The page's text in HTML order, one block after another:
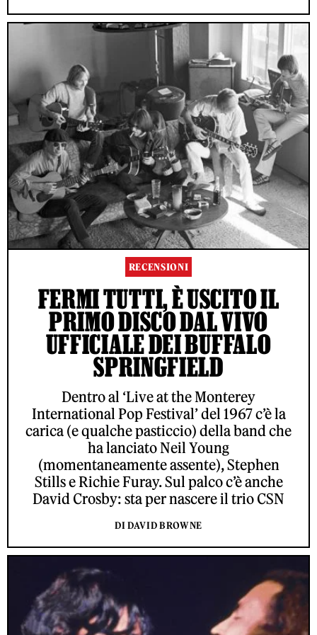
RECENSIONI
FERMI TUTTI, È USCITO IL
PRIMO DISCO DAL VIVO
UFFICIALE DEI BUFFALO
SPRINGFIELD
Dentro al ‘Live at the Monterey
International Pop Festival’ del 1967 c’è la
carica (e qualche pasticcio) della band che
ha lanciato Neil Young
(momentaneamente assente), Stephen
Stills e Richie Furay. Sul palco c’è anche
David Crosby: sta per nascere il trio CSN
DI DAVID BROWNE